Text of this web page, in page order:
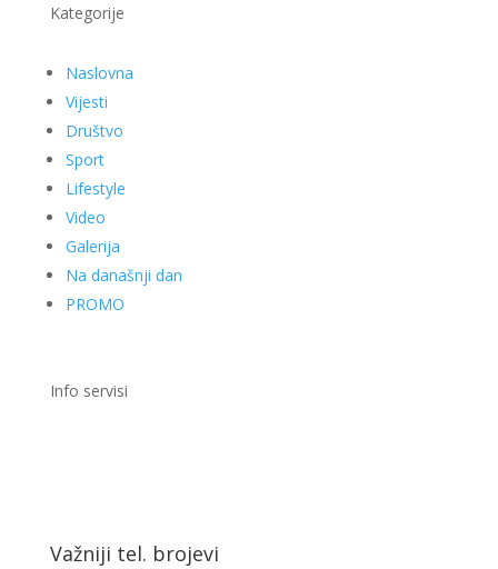
Kategorije
Naslovna
Vijesti
Društvo
Sport
Lifestyle
Video
Galerija
Na današnji dan
PROMO
Info servisi
Važniji tel. brojevi